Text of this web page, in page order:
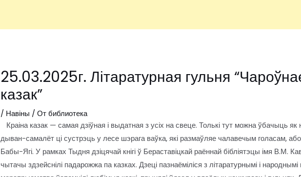
25.03.2025г. Літаратурная гульня
казак”
/ Навіны / Отбиблиотека
Краіна казак — самая дзіўная і выдатная з усіх на свеце. Толькі тут можна ўбачыць
дыван-самалёт ці сустрэць у лесе шэрага ваўка, які размаўляе чалавечым голасам,
Бабы-Ягі. У рамках Тыдня дзіцячай кнігі ў Бераставіцкай раённай бібліятэцы імя В.М.
чытачы здзейснілі падарожжа па казках. Дзеці пазнаёміліся з літаратурнымі і народнымі